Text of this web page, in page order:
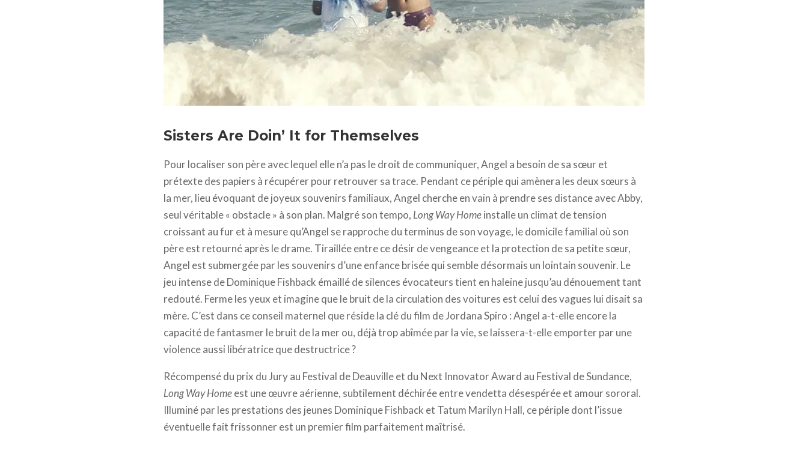
Sisters Are Doin’ It for Themselves
Pour localiser son père avec lequel elle n’a pas le droit de communiquer, Angel a besoin de sa sœur et
prétexte des papiers à récupérer pour retrouver sa trace. Pendant ce périple qui amènera les deux sœurs à
la mer, lieu évoquant de joyeux souvenirs familiaux, Angel cherche en vain à prendre ses distance avec Abby,
seul véritable « obstacle » à son plan. Malgré son tempo, Long Way Homeinstalle un climat de tension
croissant au fur et à mesure qu’Angel se rapproche du terminus de son voyage, le domicile familial où son
père est retourné après le drame. Tiraillée entre ce désir de vengeance et la protection de sa petite sœur,
Angel est submergée par les souvenirs d’une enfance brisée qui semble désormais un lointain souvenir. Le
jeu intense de Dominique Fishback émaillé de silences évocateurs tient en haleine jusqu’au dénouement tant
redouté. Ferme les yeux et imagine que le bruit de la circulation des voitures est celui des vagues lui disait sa
mère. C’est dans ce conseil maternel que réside la clé du film de Jordana Spiro : Angel a-t-elle encore la
capacité de fantasmer le bruit de la mer ou, déjà trop abîmée par la vie, se laissera-t-elle emporter par une
violence aussi libératrice que destructrice ?
Récompensé du prix du Jury au Festival de Deauville et du Next Innovator Award au Festival de Sundance,
Long Way Homeest une œuvre aérienne, subtilement déchirée entre vendetta désespérée et amour sororal.
Illuminé par les prestations des jeunes Dominique Fishback et Tatum Marilyn Hall, ce périple dont l’issue
éventuelle fait frissonner est un premier film parfaitement maîtrisé.